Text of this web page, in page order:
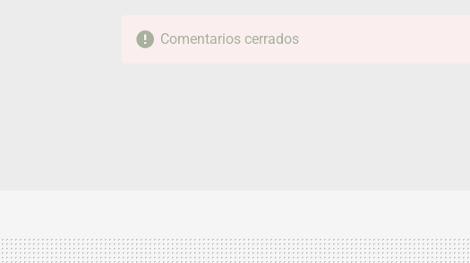
Comentarios cerrados